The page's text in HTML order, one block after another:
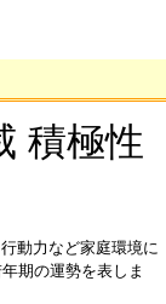
積極性
動力など家庭環境に
期の運勢を表しま